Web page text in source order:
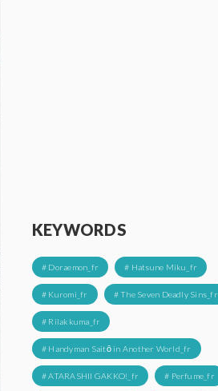
KEYWORDS
# Doraemon_fr # Hatsune Miku_fr
# Kuromi_fr # The Seven Deadly Sins_fr
# Rilakkuma_fr
# Handyman Saitō in Another World_fr
# ATARASHII GAKKO!_fr # Perfume_fr